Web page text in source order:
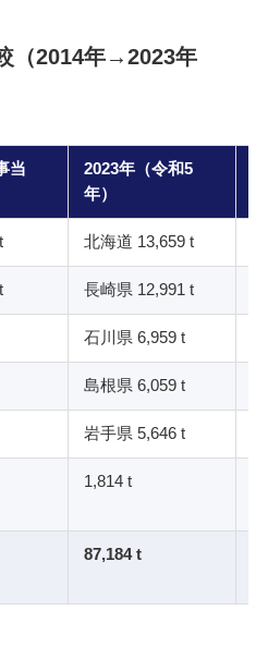
（2014年→2023年
当
2023年（令和5
年）
北海道 13,659 t
長崎県 12,991 t
石川県 6,959 t
島根県 6,059 t
岩手県 5,646 t
1,814 t
87,184 t